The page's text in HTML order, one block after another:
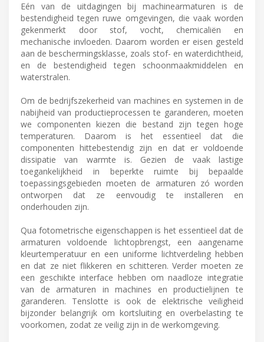
Eén van de uitdagingen bij machinearmaturen is de
bestendigheid tegen ruwe omgevingen, die vaak worden
gekenmerkt door stof, vocht, chemicaliën en
mechanische invloeden. Daarom worden er eisen gesteld
aan de beschermingsklasse, zoals stof- en waterdichtheid,
en de bestendigheid tegen schoonmaakmiddelen en
waterstralen.
Om de bedrijfszekerheid van machines en systemen in de
nabijheid van productieprocessen te garanderen, moeten
we componenten kiezen die bestand zijn tegen hoge
temperaturen. Daarom is het essentieel dat die
componenten hittebestendig zijn en dat er voldoende
dissipatie van warmte is. Gezien de vaak lastige
toegankelijkheid in beperkte ruimte bij bepaalde
toepassingsgebieden moeten de armaturen zó worden
ontworpen dat ze eenvoudig te installeren en
onderhouden zijn.
Qua fotometrische eigenschappen is het essentieel dat de
armaturen voldoende lichtopbrengst, een aangename
kleurtemperatuur en een uniforme lichtverdeling hebben
en dat ze niet flikkeren en schitteren. Verder moeten ze
een geschikte interface hebben om naadloze integratie
van de armaturen in machines en productielijnen te
garanderen. Tenslotte is ook de elektrische veiligheid
bijzonder belangrijk om kortsluiting en overbelasting te
voorkomen, zodat ze veilig zijn in de werkomgeving.